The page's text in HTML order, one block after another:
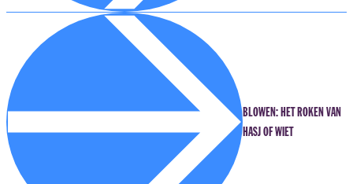
BLOWEN: HET ROKEN VAN
HASJ OF WIET